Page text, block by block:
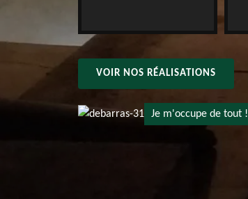
VOIR NOS RÉALISATIONS
Je m'occupe de tout !